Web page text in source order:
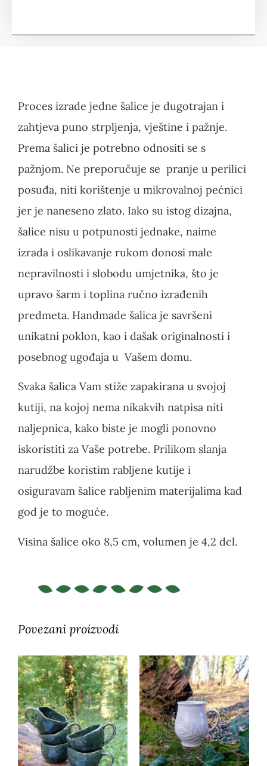
Proces izrade jedne šalice je dugotrajan i
zahtjeva puno strpljenja, vještine i pažnje.
Prema šalici je potrebno odnositi se s
pažnjom. Ne preporučuje se pranje u perilici
posuđa, niti korištenje u mikrovalnoj pećnici
jer je naneseno zlato. Iako su istog dizajna,
šalice nisu u potpunosti jednake, naime
izrada i oslikavanje rukom donosi male
nepravilnosti i slobodu umjetnika, što je
upravo šarm i toplina ručno izrađenih
predmeta. Handmade šalica je savršeni
unikatni poklon, kao i dašak originalnosti i
posebnog ugođaja u Vašem domu.
Svaka šalica Vam stiže zapakirana u svojoj
kutiji, na kojoj nema nikakvih natpisa niti
naljepnica, kako biste je mogli ponovno
iskoristiti za Vaše potrebe. Prilikom slanja
narudžbe koristim rabljene kutije i
osiguravam šalice rabljenim materijalima kad
god je to moguće.
Visina šalice oko 8,5 cm, volumen je 4,2 dcl.
Povezani proizvodi